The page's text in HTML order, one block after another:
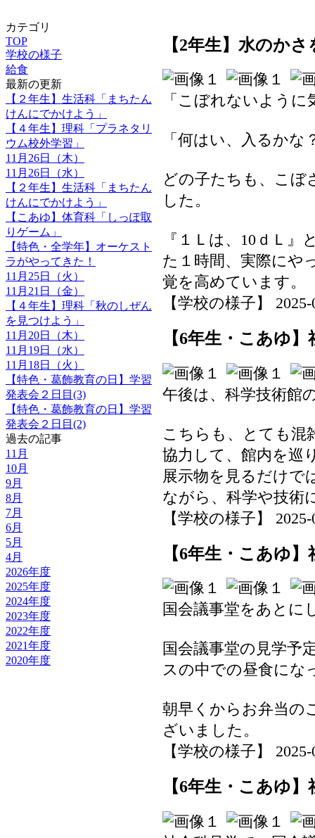
カテゴリ
TOP
学校の様子
給食
最新の更新
【２年生】生活科「まちたん
けんにでかけよう」
【４年生】理科「プラネタリ
ウム校外学習」
11月26日（木）
11月26日（水）
【２年生】生活科「まちたん
けんにでかけよう」
【こあゆ】体育科「しっぽ取
りゲーム」
【特色・全学年】オーケスト
ラがやってきた！
11月25日（火）
11月21日（金）
【４年生】理科「秋のしぜん
を見つけよう」
11月20日（木）
11月19日（水）
11月18日（火）
【特色・葛飾教育の日】学習
発表会２日目(3)
【特色・葛飾教育の日】学習
発表会２日目(2)
過去の記事
11月
10月
9月
8月
7月
6月
5月
4月
2026年度
2025年度
2024年度
2023年度
2022年度
2021年度
2020年度
【2年生】水のか
「こぼれないよう
「何はい、入るかな
どの子たちも、こぼ
した。
『１Ｌは、10ｄＬ
た１時間、実際にや
覚を高めています。
【学校の様子】
【6年生・こあゆ
午後は、科学技術館
こちらも、とても混
協力して、館内を巡
展示物を見るだけで
ながら、科学や技術
【学校の様子】
【6年生・こあゆ
国会議事堂をあとに
国会議事堂の見学予
スの中での昼食にな
朝早くからお弁当の
ざいました。
【学校の様子】
【6年生・こあゆ